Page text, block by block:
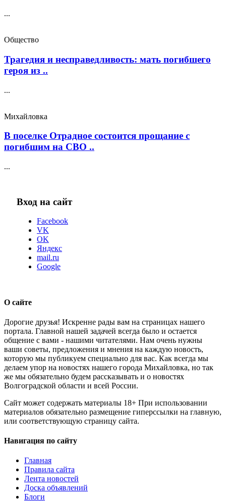
...
Общество
Трагедия и несправедливость: мать погибшего
героя из ..
...
Михайловка
В поселке Отрадное состоится прощание с
погибшим на СВО ..
...
Вход на сайт
Facebook
VK
OK
Яндекс
mail.ru
Google
О сайте
Дорогие друзья! Искренне рады вам на страницах нашего
портала. Главной нашей задачей всегда было и остается
общение с вами - нашими читателями. Нам очень нужны
ваши советы, предложения и мнения на каждую новость,
которую мы публикуем специально для вас. Как всегда мы
делаем упор на новостях нашего города Михайловка, но так
же мы обязательно будем рассказывать и о новостях
Волгоградской области и всей России.
Сайт может содержать материалы 18+ При использовании
материалов обязательно размещение гиперссылки на главную,
или соответствующую страницу сайта.
Навигация по сайту
Главная
Правила сайта
Лента новостей
Доска объявлений
Блоги